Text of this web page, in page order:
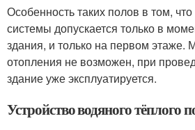
Особенность таких полов в том,
системы допускается только в
здания, и только на первом этаже.
отопления не возможен, при
здание уже эксплуатируется.
Устройство водяного тёплого